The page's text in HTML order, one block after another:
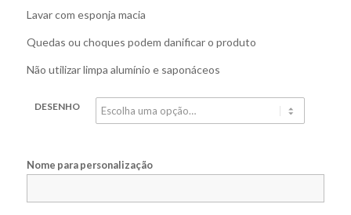
Lavar com esponja macia
Quedas ou choques podem danificar o produto
Não utilizar limpa alumínio e saponáceos
DESENHO
Nome para personalização